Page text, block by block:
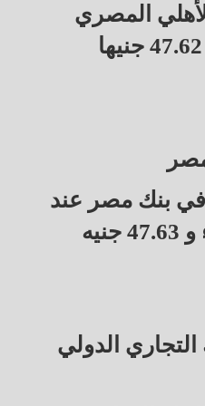
المصري
47.52 جنيها للشراء و 47.62 جنيها
في بنك مصر عند
مستوى 47.53 للشراء و 47.63 جنيه
الدولي